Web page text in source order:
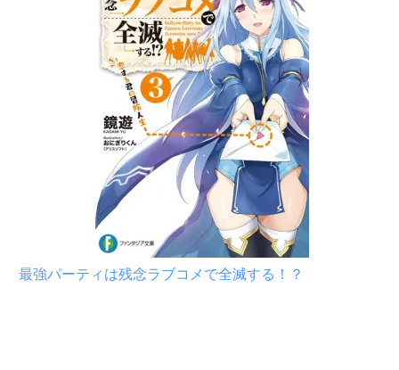
最強パーティは残念ラブコメで全滅する！？